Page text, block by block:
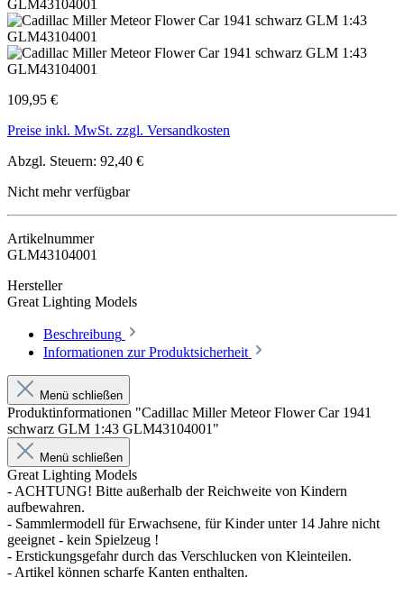
109,95 €
Preise inkl. MwSt. zzgl. Versandkosten
Abzgl. Steuern: 92,40 €
Nicht mehr verfügbar
Artikelnummer
GLM43104001
Hersteller
Great Lighting Models
Beschreibung
Informationen zur Produktsicherheit
Menü schließen
Produktinformationen "Cadillac Miller Meteor Flower Car 1941
schwarz GLM 1:43 GLM43104001"
Menü schließen
Great Lighting Models
- ACHTUNG! Bitte außerhalb der Reichweite von Kindern
aufbewahren.
- Sammlermodell für Erwachsene, für Kinder unter 14 Jahre nicht
geeignet - kein Spielzeug !
- Erstickungsgefahr durch das Verschlucken von Kleinteilen.
- Artikel können scharfe Kanten enthalten.